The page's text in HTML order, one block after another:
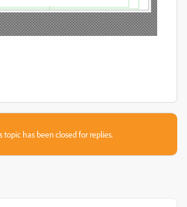
topic has been closed for replies.